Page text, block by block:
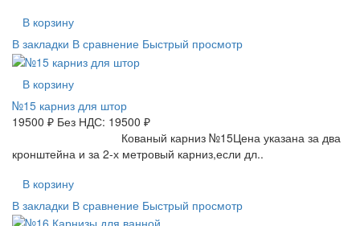
В корзину
В закладки В сравнение Быстрый просмотр
В корзину
№15 карниз для штор
19500 ₽ Без НДС: 19500 ₽
Кованый карниз №15Цена указана за два
кронштейна и за 2-х метровый карниз,если дл..
В корзину
В закладки В сравнение Быстрый просмотр